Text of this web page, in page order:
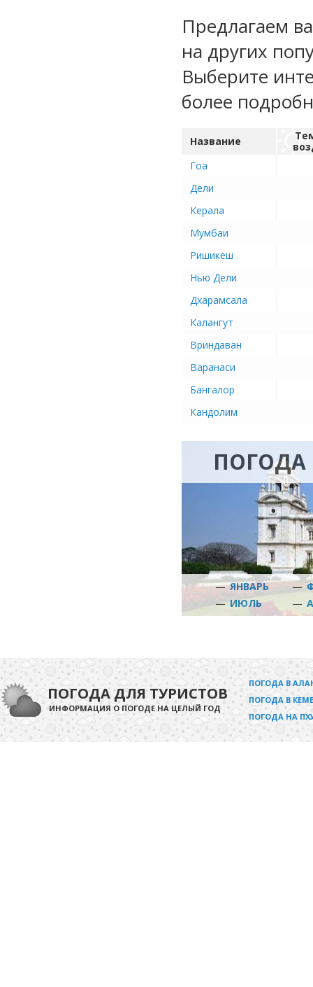
Предлагаем
на других
Выберите
более
Название
Гоа
Дели
Керала
Мумбаи
Ришикеш
Нью Дели
Дхарамсала
Калангут
Вриндаван
Варанаси
Бангалор
Кандолим
ПОГОДА
—ЯНВАРЬ —
—ИЮЛЬ —
ПОГОДА ДЛЯ ТУРИСТОВ
ИНФОРМАЦИЯ О ПОГОДЕ НА ЦЕЛЫЙ ГОД
ПОГОДА В
ПОГОДА В
ПОГОДА НА